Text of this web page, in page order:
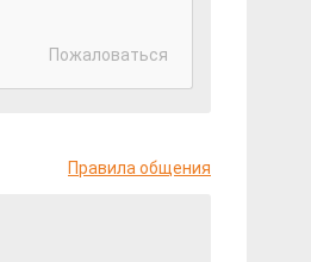
Пожаловаться
Правила общения